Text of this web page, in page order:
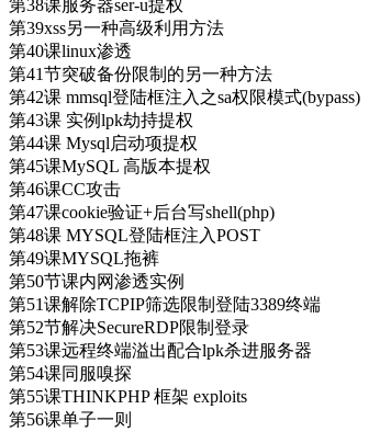
第38课服务器ser-u提权
第39xss另一种高级利用方法
第40课linux渗透
第41节突破备份限制的另一种方法
第42课 mmsql登陆框注入之sa权限模式(bypass)
第43课 实例lpk劫持提权
第44课 Mysql启动项提权
第45课MySQL 高版本提权
第46课CC攻击
第47课cookie验证+后台写shell(php)
第48课 MYSQL登陆框注入POST
第49课MYSQL拖裤
第50节课内网渗透实例
第51课解除TCPIP筛选限制登陆3389终端
第52节解决SecureRDP限制登录
第53课远程终端溢出配合lpk杀进服务器
第54课同服嗅探
第55课THINKPHP 框架 exploits
第56课单子一则